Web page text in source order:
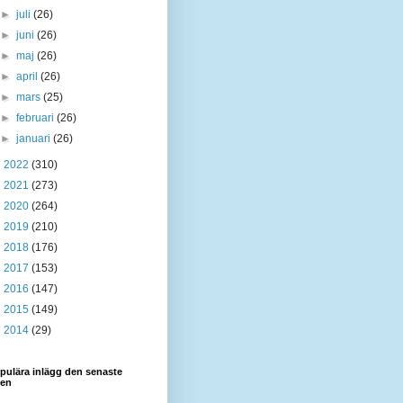
►juli(26)
►juni(26)
►maj(26)
►april(26)
►mars(25)
►februari(26)
►januari(26)
2022 (310)
2021 (273)
2020 (264)
2019 (210)
2018 (176)
2017 (153)
2016 (147)
2015 (149)
2014 (29)
inlägg den senaste